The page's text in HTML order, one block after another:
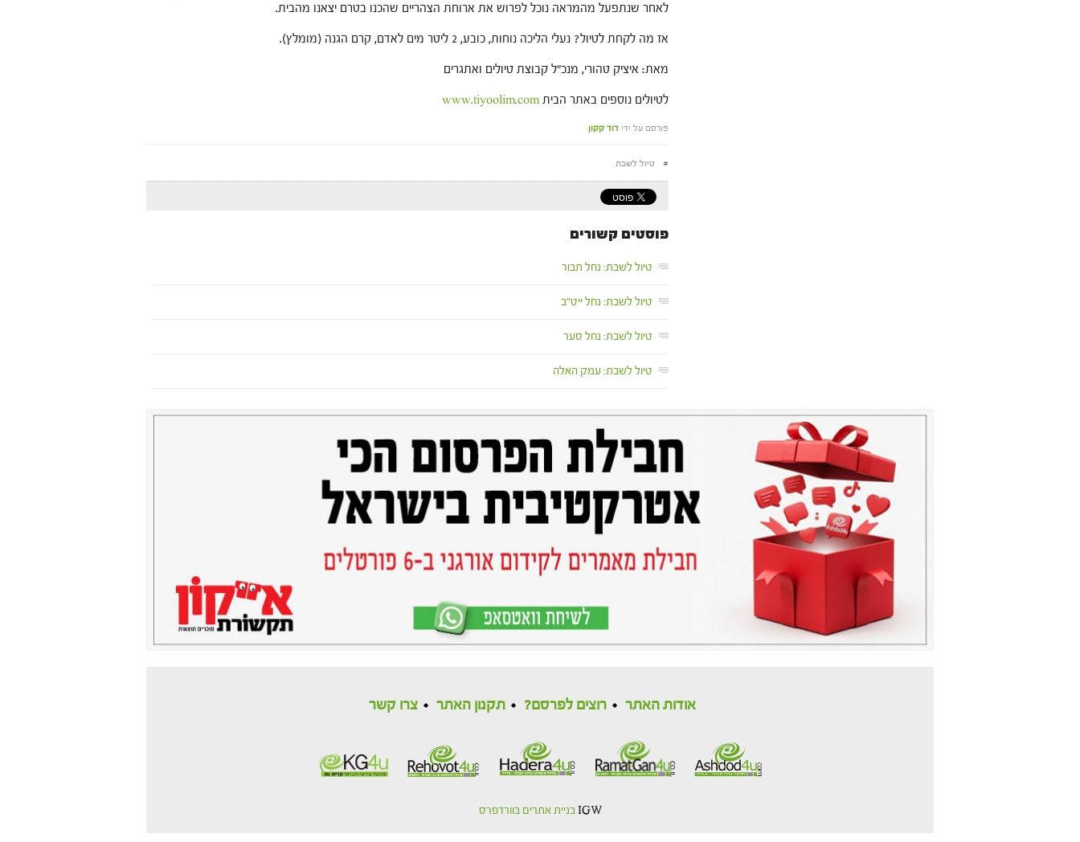
לאחר שנתפעל מהמראה נוכל לפרוש את ארוחת הצהריים שהכנו בטרם יצאנו מהבית.
אז מה לקחת לטיול? נעלי הליכה נוחות, כובע, 2 ליטר מים לאדם, קרם הגנה (מומלץ).
מאת: איציק טהורי, מנכ"ל קבוצת טיולים ואתגרים
לטיולים נוספים באתר הביתwww.tiyoolim.com
פורסם על ידי דוד קקון
# טיול לשבת
פוסטים קשורים
טיול לשבת: נחל תבור
טיול לשבת: נחל ייט"ב
טיול לשבת: נחל סער
טיול לשבת: עמק האלה
אודות האתר רוצים לפרסם? תקנון האתר צרו קשר
IGW בניית אתרים בוורדפרס